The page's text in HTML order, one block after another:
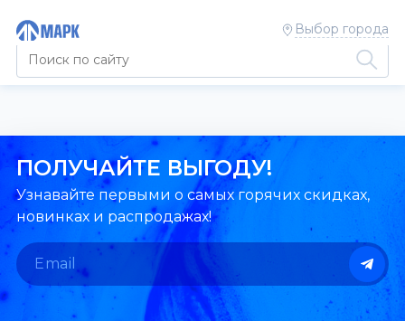
Выбор города
ПОЛУЧАЙТЕ ВЫГОДУ!
Узнавайте первыми о самых горячих скидках,
новинках и распродажах!